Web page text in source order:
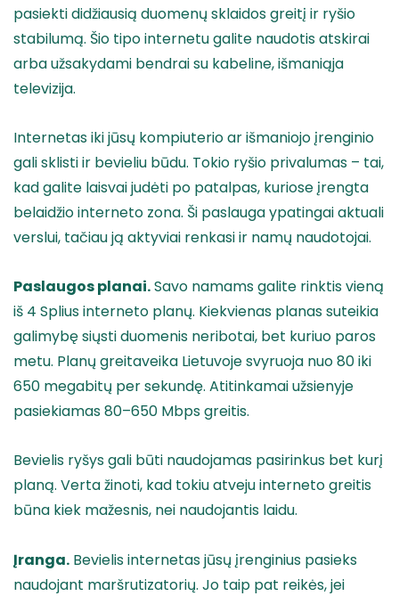
pasiekti didžiausią duomenų sklaidos greitį ir ryšio
stabilumą. Šio tipo internetu galite naudotis atskirai
arba užsakydami bendrai su kabeline, išmaniąja
televizija.
Internetas iki jūsų kompiuterio ar išmaniojo įrenginio
gali sklisti ir bevieliu būdu. Tokio ryšio privalumas – tai,
kad galite laisvai judėti po patalpas, kuriose įrengta
belaidžio interneto zona. Ši paslauga ypatingai aktuali
verslui, tačiau ją aktyviai renkasi ir namų naudotojai.
Paslaugos planai.Savo namams galite rinktis vieną
iš 4 Splius interneto planų. Kiekvienas planas suteikia
galimybę siųsti duomenis neribotai, bet kuriuo paros
metu. Planų greitaveika Lietuvoje svyruoja nuo 80 iki
650 megabitų per sekundę. Atitinkamai užsienyje
pasiekiamas 80–650 Mbps greitis.
Bevielis ryšys gali būti naudojamas pasirinkus bet kurį
planą. Verta žinoti, kad tokiu atveju interneto greitis
būna kiek mažesnis, nei naudojantis laidu.
Įranga. Bevielis internetas jūsų įrenginius pasieks
naudojant maršrutizatorių. Jo taip pat reikės, jei